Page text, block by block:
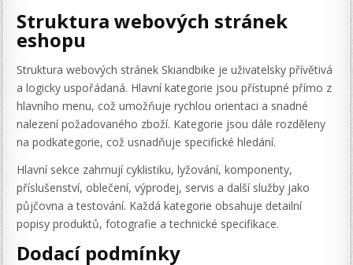
Struktura webových stránek
eshopu
Struktura webových stránek Skiandbike je uživatelsky přívětivá
a logicky uspořádaná. Hlavní kategorie jsou přístupné přímo z
hlavního menu, což umožňuje rychlou orientaci a snadné
nalezení požadovaného zboží. Kategorie jsou dále rozděleny
na podkategorie, což usnadňuje specifické hledání.
Hlavní sekce zahrnují cyklistiku, lyžování, komponenty,
příslušenství, oblečení, výprodej, servis a další služby jako
půjčovna a testování. Každá kategorie obsahuje detailní
popisy produktů, fotografie a technické specifikace.
Dodací podmínky